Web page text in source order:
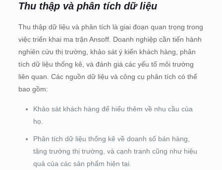
Thu thập và phân tích dữ liệu
Thu thập dữ liệu và phân tích là giai đoạn quan trọng trong
việc triển khai ma trận Ansoff. Doanh nghiệp cần tiến hành
nghiên cứu thị trường, khảo sát ý kiến khách hàng, phân
tích dữ liệu thống kê, và đánh giá các yếu tố môi trường
liên quan. Các nguồn dữ liệu và công cụ phân tích có thể
bao gồm:
Khảo sát khách hàng để hiểu thêm về nhu cầu của
họ.
Phân tích dữ liệu thống kê về doanh số bán hàng,
tăng trưởng thị trường, và cạnh tranh cũng như hiệu
quả của các sản phẩm hiện tại.